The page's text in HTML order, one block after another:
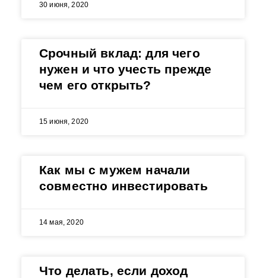
30 июня, 2020
Срочный вклад: для чего
нужен и что учесть прежде
чем его открыть?
15 июня, 2020
Как мы с мужем начали
совместно инвестировать
14 мая, 2020
Что делать, если доход